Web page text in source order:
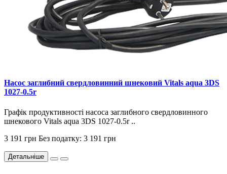
Насос заглибний свердловинний шнековий Vitals aqua 3DS
1027-0.5r
Графік продуктивності насоса заглибного свердловинного
шнекового Vitals aqua 3DS 1027-0.5r ..
3 191 грн Без податку: 3 191 грн
Детальніше